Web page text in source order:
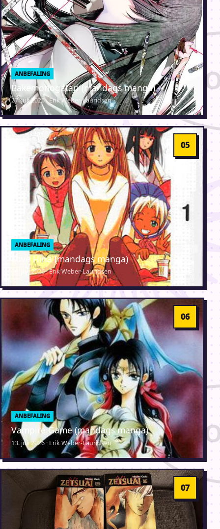
ANBEFALING
Bakemonogatari (mandags manga)
27. juli 2026 · Erik Weber-Lauridsen
ANBEFALING
Love Hina (mandags manga)
20. juli 2026 · Erik Weber-Lauridsen
ANBEFALING
Vampire Game (mandags manga)
13. juli 2026 · Erik Weber-Lauridsen